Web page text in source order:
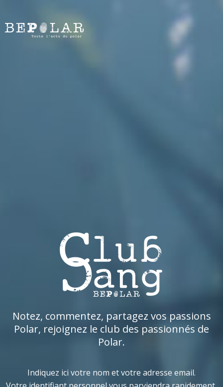
Notez, commentez, partagez vos passions
Polar, rejoignez le club des passionnés de
Polar.
Indiquez ici votre nom et votre adresse email.